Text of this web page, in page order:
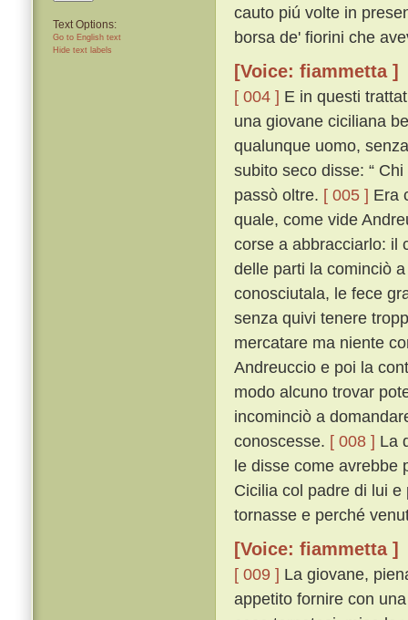
Text Options:
Go to English text
Hide text labels
cauto piú volte in
borsa de' fiorini che
[Voice: fiammetta ]
[ 004 ] E in questi
una giovane ciciliana
qualunque uomo,
subito seco disse: “
passò oltre. [ 005 ] Era
quale, come vide
corse a abbracciarlo: il
delle parti la cominciò
conosciutala, le fece
senza quivi tenere
mercatare ma niente
Andreuccio e poi la
modo alcuno trovar
incominciò a
conoscesse. [ 008 ] La
le disse come avrebbe
Cicilia col padre di lui
tornasse e perché
[Voice: fiammetta ]
[ 009 ] La giovane,
appetito fornire con